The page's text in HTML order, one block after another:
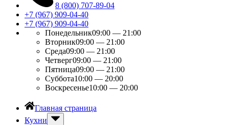
8 (800) 707-89-04
+7 (967) 909-04-40
+7 (967) 909-04-40
Понедельник09:00 — 21:00
Вторник09:00 — 21:00
Среда09:00 — 21:00
Четверг09:00 — 21:00
Пятница09:00 — 21:00
Суббота10:00 — 20:00
Воскресенье10:00 — 20:00
Главная страница
Кухни